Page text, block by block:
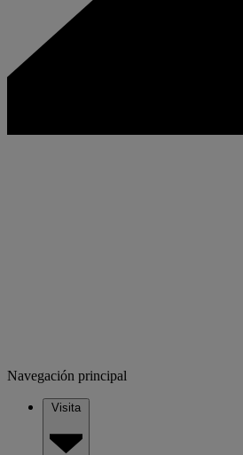
Navegación principal
Visita